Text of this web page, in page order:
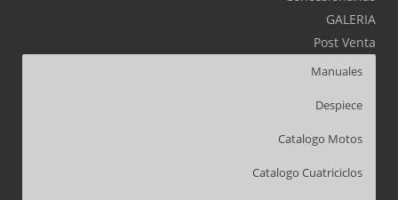
GALERIA
Post Venta
Manuales
Despiece
Catalogo Motos
Catalogo Cuatriciclos